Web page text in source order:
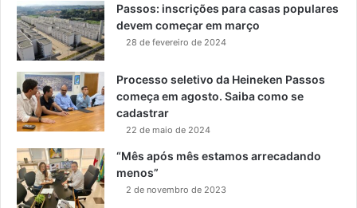
Passos: inscrições para casas populares
devem começar em março
28 de fevereiro de 2024
Processo seletivo da Heineken Passos
começa em agosto. Saiba como se
cadastrar
22 de maio de 2024
“Mês após mês estamos arrecadando
menos”
2 de novembro de 2023